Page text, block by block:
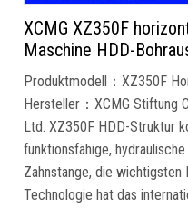
XCMG XZ350F
Maschine HDD-
Produktmodell：XZ350F
Hersteller：XCMG Stiftung
Ltd. XZ350F HDD-Struktur
funktionsfähige,
Zahnstange, die
Technologie hat das